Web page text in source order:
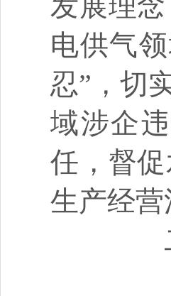
电供气
忍”，切
域涉企
任，督
生产经营
二
（